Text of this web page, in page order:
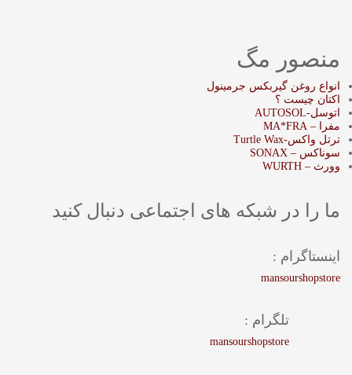
منصور مگ
انواع روغن گیربکس جرمینول
اکتان چیست ؟
اتوسل-AUTOSOL
مفرا – MA*FRA
ترتل واکس-Turtle Wax
سوناکس – SONAX
وورث – WURTH
ما را در شبکه های اجتماعی دنبال کنید
اینستاگرام :
mansourshopstore
تلگرام :
mansourshopstore